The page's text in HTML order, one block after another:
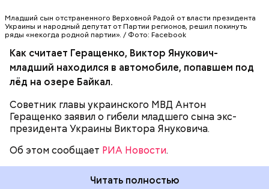
Младший сын отстраненного Верховной Радой от власти президента
Украины и народный депутат от Партии регионов, решил покинуть
ряды «некогда родной партии». / Фото: Facebook
Как считает Геращенко, Виктор Янукович-
младший находился в автомобиле, попавшем под
лёд на озере Байкал.
Советник главы украинского МВД Антон
Геращенко заявил о гибели младшего сына экс-
президента Украины Виктора Януковича.
Об этом сообщает РИА Новости.
произошедшего мог находиться в России с
документами на другое имя, если он принимал
участие в программе защиты свидетелей.
Читать полностью